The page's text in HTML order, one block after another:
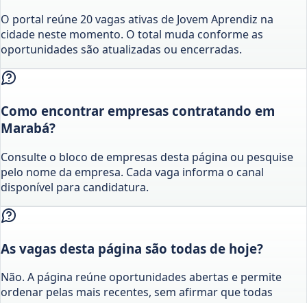
O portal reúne 20 vagas ativas de Jovem Aprendiz na
cidade neste momento. O total muda conforme as
oportunidades são atualizadas ou encerradas.
Como encontrar empresas contratando em
Marabá?
Consulte o bloco de empresas desta página ou pesquise
pelo nome da empresa. Cada vaga informa o canal
disponível para candidatura.
As vagas desta página são todas de hoje?
Não. A página reúne oportunidades abertas e permite
ordenar pelas mais recentes, sem afirmar que todas